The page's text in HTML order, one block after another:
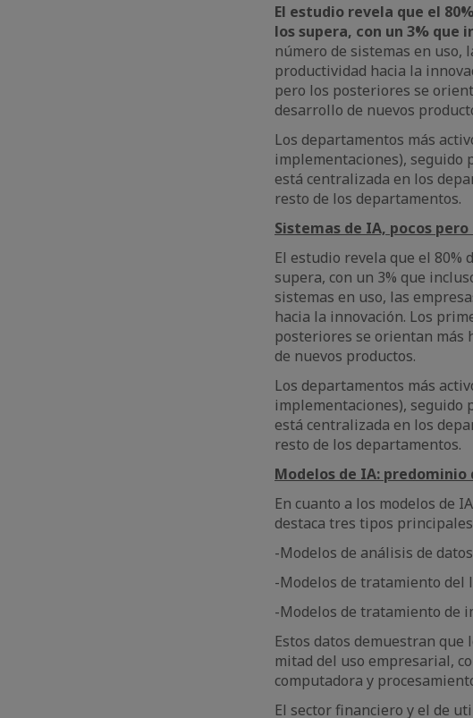
El estudio revela que el
los supera, con un 3% que
número de sistemas en uso,
productividad hacia la
pero los posteriores se
desarrollo de nuevos
Los departamentos más
implementaciones), seguido
está centralizada en los
resto de los departamentos.
Sistemas de IA, pocos
El estudio revela que el 80%
supera, con un 3% que
sistemas en uso, las
hacia la innovación. Los
posteriores se orientan más
de nuevos productos.
Los departamentos más
implementaciones), seguido
está centralizada en los
resto de los departamentos.
Modelos de IA:
En cuanto a los modelos de
destaca tres tipos
-Modelos de análisis de
-Modelos de tratamiento del
-Modelos de tratamiento de
Estos datos demuestran
mitad del uso empresarial,
computadora y
El sector financiero y el de